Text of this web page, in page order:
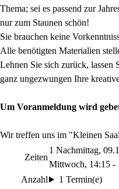
Thema; sei es passend zur
nur zum Staunen schön!
Sie brauchen keine
Alle benötigten Materialien
Lehnen Sie sich zurück, lassen
ganz ungezwungen Ihre
Um Voranmeldung wird
Wir treffen uns im "Kleinen
Zeiten
1 Nachmittag,
Mittwoch, 14:15 -
Anzahl
1 Termin(e)